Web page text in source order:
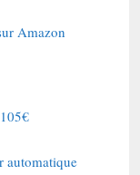
Amazon
automatique